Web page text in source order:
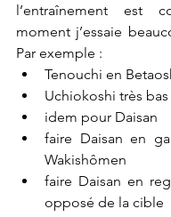
l’entraînement est
moment j’essaie
Par exemple :
Tenouchi en
Uchiokoshi très
idem pour Daisan
faire Daisan en
Wakishômen
faire Daisan en
opposé de la cible